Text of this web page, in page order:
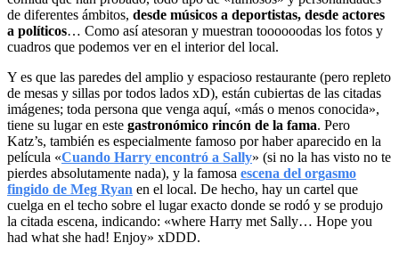
de diferentes ámbitos, desde músicos a deportistas, desde actores
a políticos… Como así atesoran y muestran toooooodas los fotos y
cuadros que podemos ver en el interior del local.
Y es que las paredes del amplio y espacioso restaurante (pero repleto
de mesas y sillas por todos lados xD), están cubiertas de las citadas
imágenes; toda persona que venga aquí, «más o menos conocida»,
tiene su lugar en este gastronómico rincón de la fama. Pero
Katz’s, también es especialmente famoso por haber aparecido en la
película «Cuando Harry encontró a Sally» (si no la has visto no te
pierdes absolutamente nada), y la famosa escena del orgasmo
fingido de Meg Ryan en el local. De hecho, hay un cartel que
cuelga en el techo sobre el lugar exacto donde se rodó y se produjo
la citada escena, indicando: «where Harry met Sally… Hope you
had what she had! Enjoy» xDDD.